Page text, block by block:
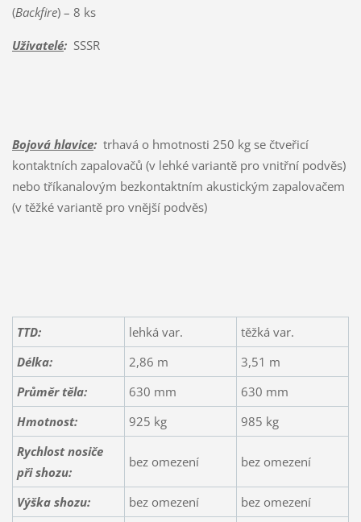
(Backfire) – 8 ks
Uživatelé:SSSR
Bojová hlavice:trhavá o hmotnosti 250 kg se čtveřicí
kontaktních zapalovačů (v lehké variantě pro vnitřní podvěs)
nebo tříkanalovým bezkontaktním akustickým zapalovačem
(v těžké variantě pro vnější podvěs)
TTD: lehká var.
těžká var.
Délka:
2,86 m
3,51 m
Průměr těla:
630 mm
630 mm
Hmotnost:
925 kg
985 kg
Rychlost nosiče
při shozu:
bez omezení bez omezení
Výška shozu: bez omezení
bez omezení